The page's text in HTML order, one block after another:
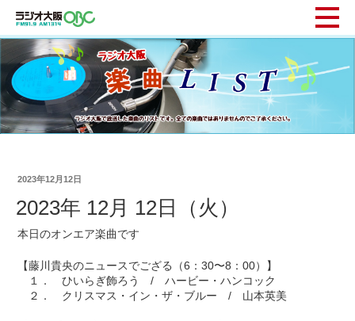
2023年12月12日
2023年 12月 12日（火）
本日のオンエア楽曲です
【藤川貴央のニュースでござる（6：30〜8：00）】
１． ひいらぎ飾ろう / ハービー・ハンコック
２． クリスマス・イン・ザ・ブルー / 山本英美